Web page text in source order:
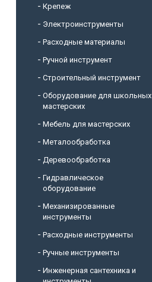
Крепеж
Электроинструменты
Расходные материалы
Ручной инструмент
Строительный инструмент
Оборудование для школьных
мастерских
Мебель для мастерских
Металообработка
Деревообработка
Гидравлическое
оборудование
Механизированные
инструменты
Расходные инструменты
Ручные инструменты
Инженерная сантехника и